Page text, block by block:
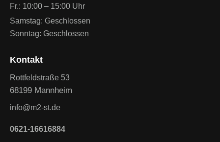
Fr.: 10:00 – 15:00 Uhr
Samstag: Geschlossen
Sonntag: Geschlossen
Kontakt
Rottfeldstraße 53
68199 Mannheim
info@m2-st.de
0621-16616884